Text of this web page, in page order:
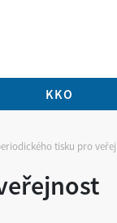
KKO
tisku pro